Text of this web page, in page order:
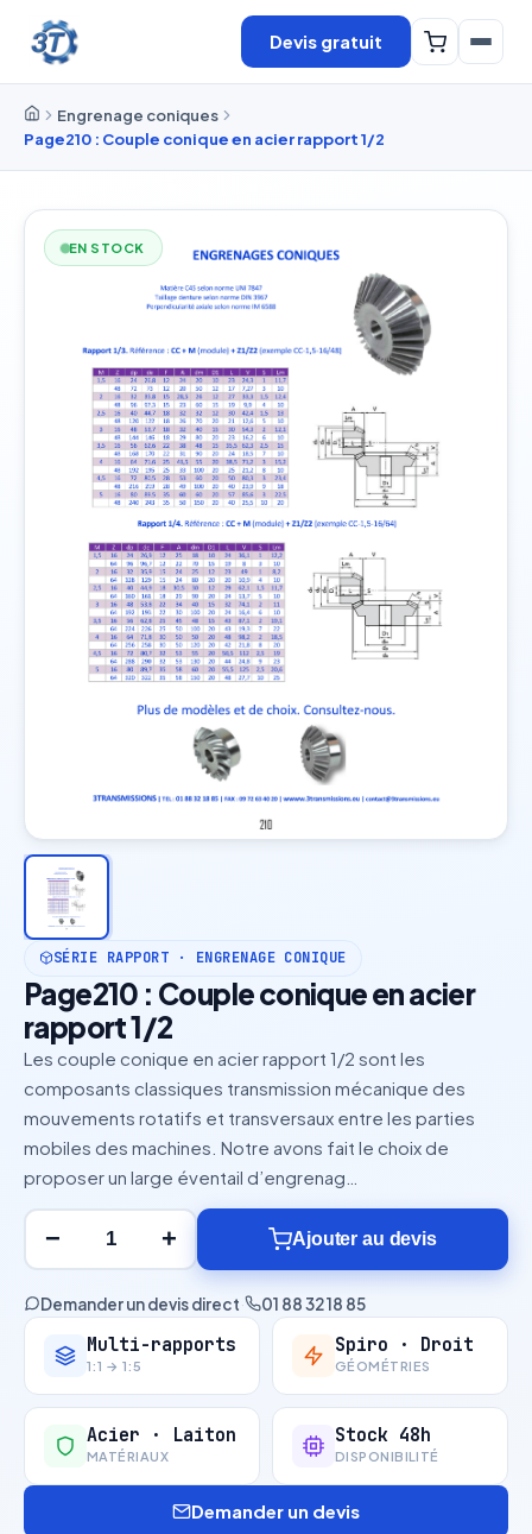
Devis gratuit
Engrenage coniques
Page210 : Couple conique en acier rapport 1/2
EN STOCK
SÉRIE RAPPORT · ENGRENAGE CONIQUE
Page210 : Couple conique en acier
rapport 1/2
Les couple conique en acier rapport 1/2 sont les
composants classiques transmission mécanique des
mouvements rotatifs et transversaux entre les parties
mobiles des machines. Notre avons fait le choix de
proposer un large éventail d’engrenag…
− + Ajouter au devis
Demander un devis direct· 01 88 32 18 85
Multi-rapports
1:1 → 1:5
Spiro · Droit
GÉOMÉTRIES
Acier · Laiton
MATÉRIAUX
Stock 48h
DISPONIBILITÉ
Demander un devis